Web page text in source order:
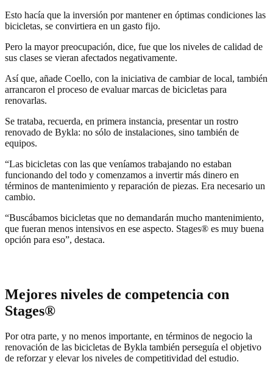
Esto hacía que la inversión por mantener en óptimas condiciones las
bicicletas, se convirtiera en un gasto fijo.
Pero la mayor preocupación, dice, fue que los niveles de calidad de
sus clases se vieran afectados negativamente.
Así que, añade Coello, con la iniciativa de cambiar de local, también
arrancaron el proceso de evaluar marcas de bicicletas para
renovarlas.
Se trataba, recuerda, en primera instancia, presentar un rostro
renovado de Bykla: no sólo de instalaciones, sino también de
equipos.
“Las bicicletas con las que veníamos trabajando no estaban
funcionando del todo y comenzamos a invertir más dinero en
términos de mantenimiento y reparación de piezas. Era necesario un
cambio.
“Buscábamos bicicletas que no demandarán mucho mantenimiento,
que fueran menos intensivos en ese aspecto. Stages® es muy buena
opción para eso”, destaca.
Mejores niveles de competencia con
Stages®
Por otra parte, y no menos importante, en términos de negocio la
renovación de las bicicletas de Bykla también perseguía el objetivo
de reforzar y elevar los niveles de competitividad del estudio.